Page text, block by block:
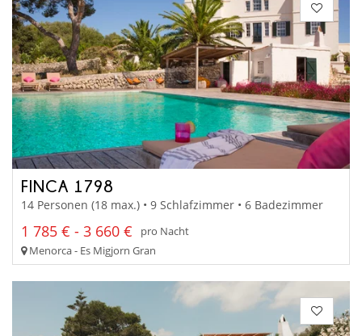
FINCA 1798
14 Personen (18 max.) • 9 Schlafzimmer • 6 Badezimmer
1 785 € - 3 660 €
pro Nacht
Menorca - Es Migjorn Gran